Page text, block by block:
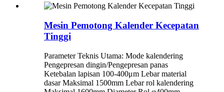
Mesin Pemotong Kalender Kecepatan
Tinggi
Parameter Teknis Utama: Mode kalendering
Pengepresan dingin/Pengepresan panas
Ketebalan lapisan 100-400μm Lebar material
dasar Maksimal 1500mm Lebar rol kalendering